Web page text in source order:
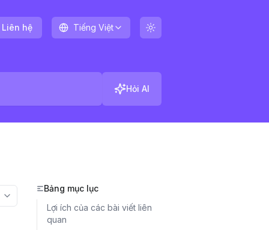
Liên hệ Tiếng Việt
Hỏi AI
More options
Bảng mục lục
Lợi ích của các bài viết liên
quan